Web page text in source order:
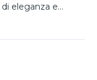
eleganza e
prevede due
l'ambiente,
sofisticato. I